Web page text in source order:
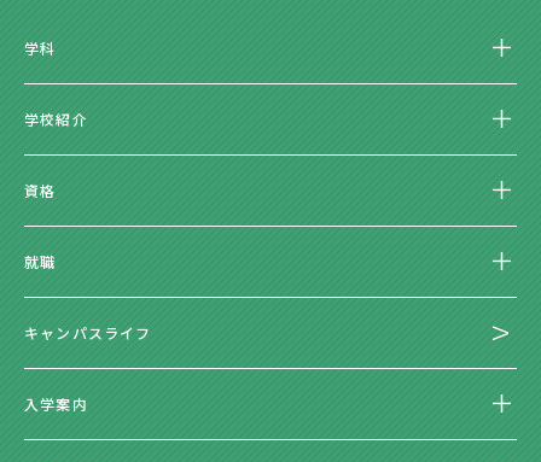
学科
学校紹介
資格
就職
キャンパスライフ
入学案内